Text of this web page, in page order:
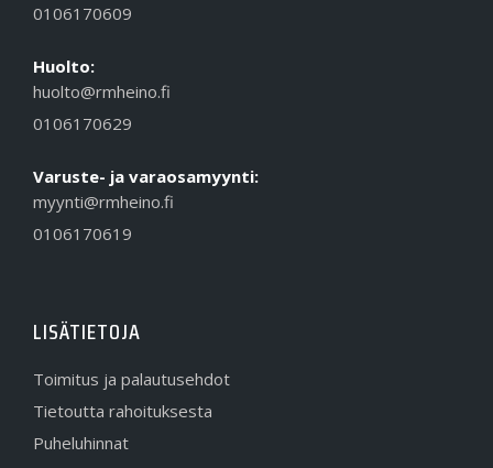
0106170609
Huolto:
huolto@rmheino.fi
0106170629
Varuste- ja varaosamyynti:
myynti@rmheino.fi
0106170619
LISÄTIETOJA
Toimitus ja palautusehdot
Tietoutta rahoituksesta
Puheluhinnat